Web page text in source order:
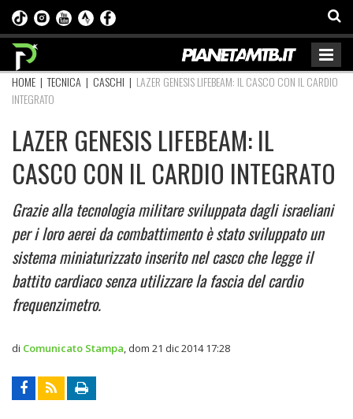
HOME |TECNICA | CASCHI | LAZER GENESIS LIFEBEAM: IL CASCO CON IL CARDIO
INTEGRATO
LAZER GENESIS LIFEBEAM: IL
CASCO CON IL CARDIO INTEGRATO
Grazie alla tecnologia militare sviluppata dagli israeliani
per i loro aerei da combattimento è stato sviluppato un
sistema miniaturizzato inserito nel casco che legge il
battito cardiaco senza utilizzare la fascia del cardio
frequenzimetro.
di Comunicato Stampa dom 21 dic 2014 17:28